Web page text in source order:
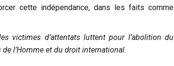
cette indépendance, dans les faits comme
victimes d’attentats luttent pour l’abolition du
l’Homme et du droit international.